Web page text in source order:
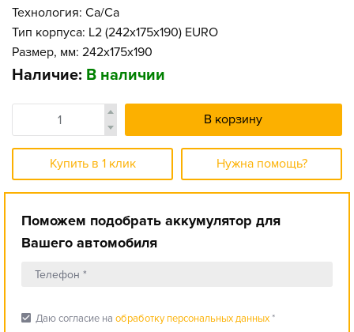
Технология: Ca/Ca
Тип корпуса: L2 (242x175x190) EURO
Размер, мм: 242x175x190
Наличие: В наличии
В корзину
Купить в 1 клик Нужна помощь?
Поможем подобрать аккумулятор для
Вашего автомобиля
check_box Даю согласие на обработку персональных данных*